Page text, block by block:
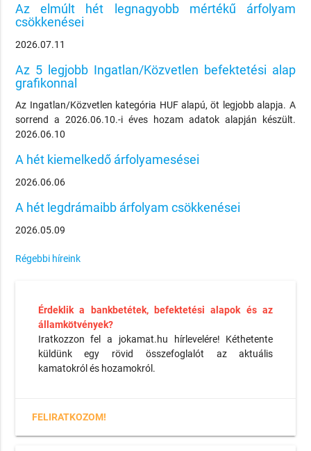
Az elmúlt hét legnagyobb mértékű árfolyam
csökkenései
2026.07.11
Az 5 legjobb Ingatlan/Közvetlen befektetési alap
grafikonnal
Az Ingatlan/Közvetlen kategória HUF alapú, öt legjobb alapja. A
sorrend a 2026.06.10.-i éves hozam adatok alapján készült.
2026.06.10
A hét kiemelkedő árfolyamesései
2026.06.06
A hét legdrámaibb árfolyam csökkenései
2026.05.09
Régebbi híreink
Érdeklik a bankbetétek, befektetési alapok és az
államkötvények?
Iratkozzon fel a jokamat.hu hírlevelére! Kéthetente
küldünk egy rövid összefoglalót az aktuális
kamatokról és hozamokról.
FELIRATKOZOM!